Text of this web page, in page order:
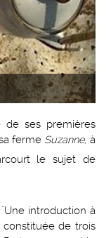
ses premières
ferme Suzanne, à
le sujet de
introduction à
constituée de trois